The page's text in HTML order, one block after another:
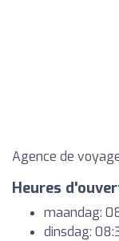
Agence de
Heures
maandag:
dinsdag: